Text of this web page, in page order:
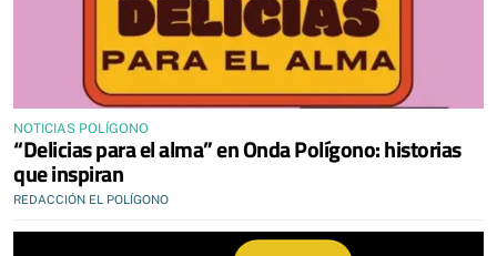
NOTICIAS POLÍGONO
“Delicias para el alma” en Onda Polígono: historias
que inspiran
REDACCIÓN EL POLÍGONO